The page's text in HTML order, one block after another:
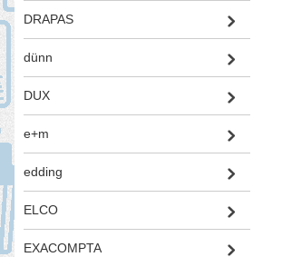
DRAPAS
dünn
DUX
e+m
edding
ELCO
EXACOMPTA